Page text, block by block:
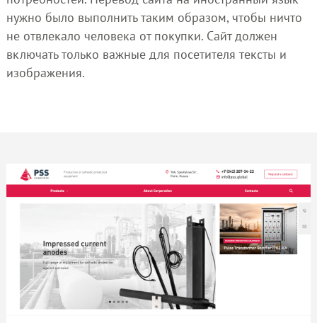
нужно было выполнить таким образом, чтобы ничто
не отвлекало человека от покупки. Сайт должен
включать только важные для посетителя тексты и
изображения.